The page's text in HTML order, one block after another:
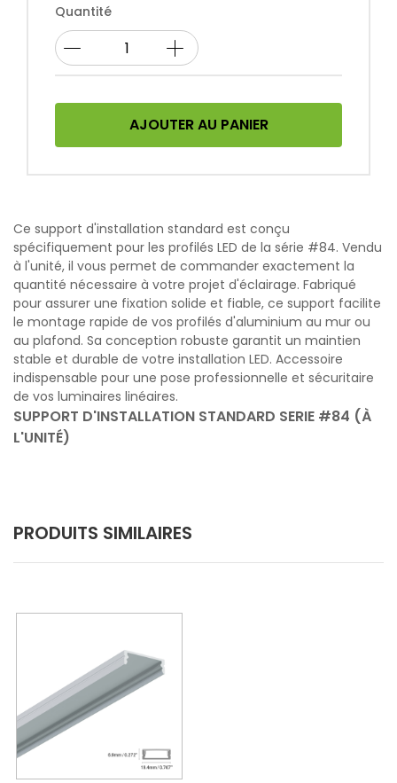
Quantité
AJOUTER AU PANIER
Ce support d'installation standard est conçu
spécifiquement pour les profilés LED de la série #84. Vendu
à l'unité, il vous permet de commander exactement la
quantité nécessaire à votre projet d'éclairage. Fabriqué
pour assurer une fixation solide et fiable, ce support facilite
le montage rapide de vos profilés d'aluminium au mur ou
au plafond. Sa conception robuste garantit un maintien
stable et durable de votre installation LED. Accessoire
indispensable pour une pose professionnelle et sécuritaire
de vos luminaires linéaires.
SUPPORT D'INSTALLATION STANDARD SERIE #84 (À
L'UNITÉ)
PRODUITS SIMILAIRES